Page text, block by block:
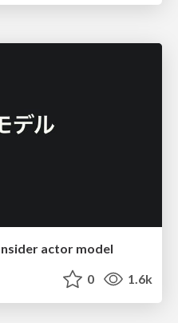
actor model
0 1.6k